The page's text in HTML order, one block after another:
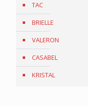
TAC
BRIELLE
VALERON
CASABEL
KRISTAL